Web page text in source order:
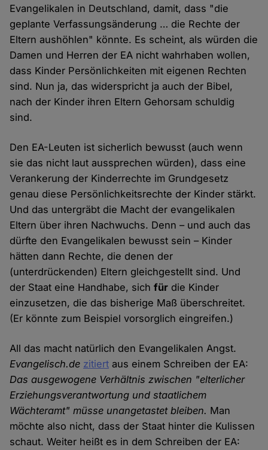
Evangelikalen in Deutschland, damit, dass "die
geplante Verfassungsänderung … die Rechte der
Eltern aushöhlen" könnte. Es scheint, als würden die
Damen und Herren der EA nicht wahrhaben wollen,
dass Kinder Persönlichkeiten mit eigenen Rechten
sind. Nun ja, das widerspricht ja auch der Bibel,
nach der Kinder ihren Eltern Gehorsam schuldig
sind.
Den EA-Leuten ist sicherlich bewusst (auch wenn
sie das nicht laut aussprechen würden), dass eine
Verankerung der Kinderrechte im Grundgesetz
genau diese Persönlichkeitsrechte der Kinder stärkt.
Und das untergräbt die Macht der evangelikalen
Eltern über ihren Nachwuchs. Denn – und auch das
dürfte den Evangelikalen bewusst sein – Kinder
hätten dann Rechte, die denen der
(unterdrückenden) Eltern gleichgestellt sind. Und
der Staat eine Handhabe, sichfür die Kinder
einzusetzen, die das bisherige Maß überschreitet.
(Er könnte zum Beispiel vorsorglich eingreifen.)
All das macht natürlich den Evangelikalen Angst.
Evangelisch.de zitiert aus einem Schreiben der EA:
Das ausgewogene Verhältnis zwischen "elterlicher
Erziehungsverantwortung und staatlichem
Wächteramt" müsse unangetastet bleiben. Man
möchte also nicht, dass der Staat hinter die Kulissen
schaut. Weiter heißt es in dem Schreiben der EA: